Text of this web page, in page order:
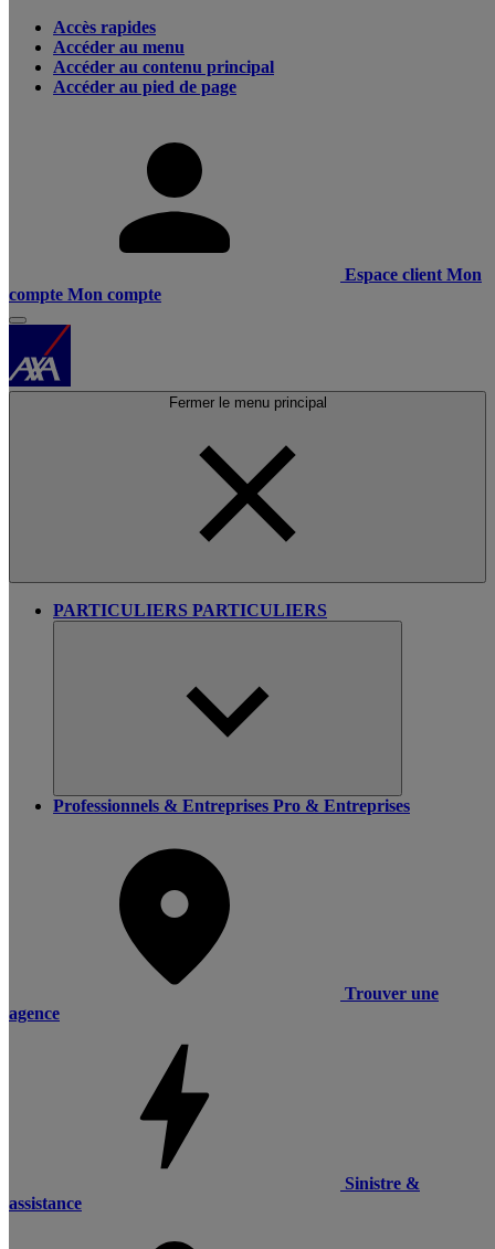
Accès rapides
Accéder au menu
Accéder au contenu principal
Accéder au pied de page
Espace client Mon
compte Mon compte
Fermer le menu principal
PARTICULIERS PARTICULIERS
Professionnels & Entreprises Pro & Entreprises
Trouver une
agence
Sinistre &
assistance